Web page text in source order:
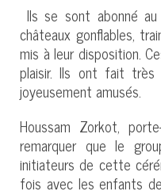
Ils se sont abonné
châteaux gonflables,
mis à leur disposition.
plaisir. Ils ont fait
joyeusement amusés.
Houssam Zorkot,
remarquer que le
initiateurs de cette
fois avec les enfants